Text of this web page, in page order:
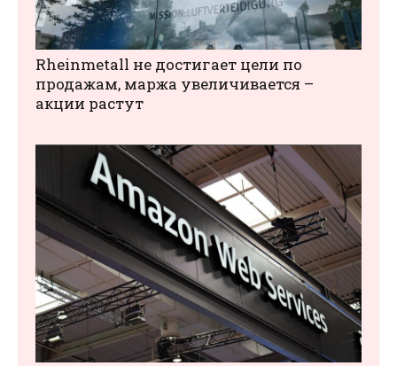
Rheinmetall не достигает цели по
продажам, маржа увеличивается –
акции растут